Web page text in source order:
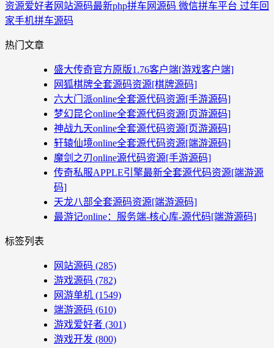
资源爱好者网站源码最新php拼车网源码 微信拼车平台 过年回
家手机拼车源码
热门文章
盛大传奇官方原版1.76客户端[游戏客户端]
网狐棋牌全套源码资源[棋牌源码]
六大门派online全套源代码资源[手游源码]
梦幻昆仑online全套源代码资源[页游源码]
神战九天online全套源代码资源[页游源码]
轩辕仙境online全套源代码资源[端游源码]
魔剑之刃online源代码资源[手游源码]
传奇私服APPLE引擎最新全套源代码资源[端游源
码]
天龙八部全套源码资源[端游源码]
最游记online：服务端-核心库-源代码[端游源码]
标签列表
网站源码 (285)
游戏源码 (782)
网游单机 (1549)
端游源码 (610)
游戏爱好者 (301)
游戏开发 (800)